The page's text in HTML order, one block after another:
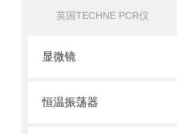
英国TECHNE PCR仪
显微镜
恒温振荡器